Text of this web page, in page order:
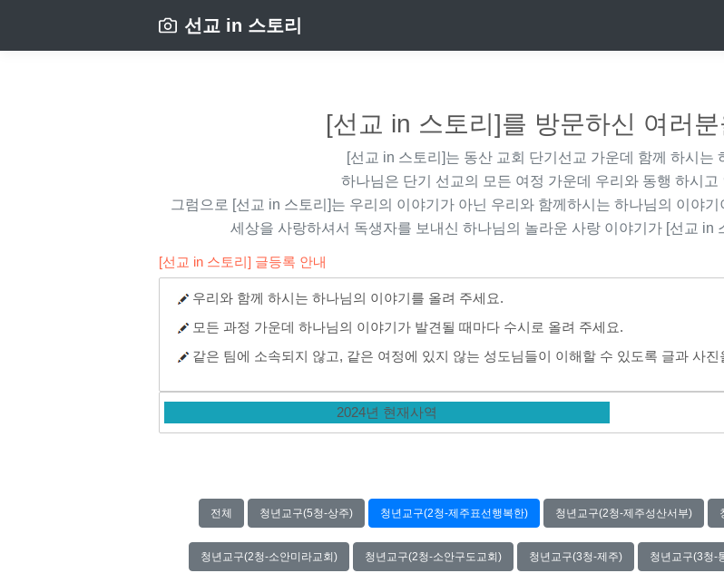
선교 in 스토리
[선교 in 스토리]를 방문하신 여러
[선교 in 스토리]는 동산 교회 단기선교 가운데 함께 하시는
하나님은 단기 선교의 모든 여정 가운데 우리와 동행 하시고
그럼으로 [선교 in 스토리]는 우리의 이야기가 아닌 우리와 함께하시는 하나님의 이야
세상을 사랑하셔서 독생자를 보내신 하나님의 놀라운 사랑 이야기가 [선교 in
[선교 in 스토리] 글등록 안내
우리와 함께 하시는 하나님의 이야기를 올려 주세요.
모든 과정 가운데 하나님의 이야기가 발견될 때마다 수시로 올려 주세요.
같은 팀에 소속되지 않고, 같은 여정에 있지 않는 성도님들이 이해할 수 있도록 글과 사진
2024년 현재사역
전체 청년교구(5청-상주) 청년교구(2청-제주표선행복한) 청년교구(2청-제주성산서부)
청년교구(2청-소안미라교회) 청년교구(2청-소안구도교회) 청년교구(3청-제주) 청년교구(3청-